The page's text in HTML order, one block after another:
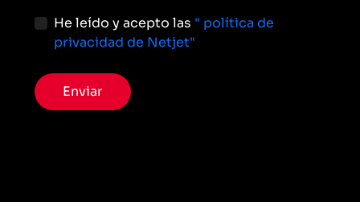
He leído y acepto las " política de
privacidad de Netjet"
Enviar